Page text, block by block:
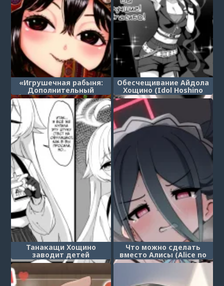
«Игрушечная рабыня:
Дополнительный
сборник» - Глава 3 (Aigan
Youdo Shuui Shuu)
Обесчещивание Айдола
Хощино (Idol Hoshino
Bujoku Manga)
Танакащи Хощино
заводит детей
(Takanashi Hoshino
Что можно сделать
вместо Алисы (Alice no
Kawari ni Dekiru Koto)